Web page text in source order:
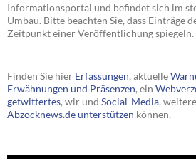
Informationsportal und befindet sich im
Umbau. Bitte beachten Sie, dass Einträge
Zeitpunkt einer Veröffentlichung spiegeln.
Finden Sie hier Erfassungen, aktuelle
Erwähnungen und Präsenzen, ein
getwittertes, wir und Social-Media, weitere
Abzocknews.de unterstützen können.